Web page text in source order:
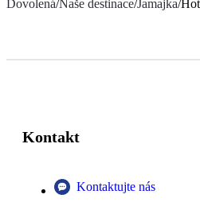
Dovolená/Naše destinace/Jamajka/
Kontakt
Kontaktujte nás